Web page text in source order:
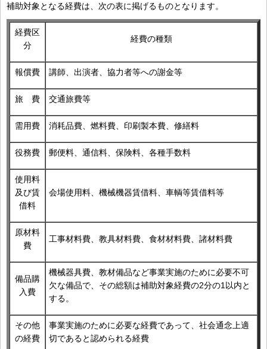
補助対象となる経費は、次の表に掲げるものとなります。
経費区
分
経費の種類
報償費 講師、出演者、協力者等への謝金等
旅 費 交通旅費等
需用費 消耗品費、燃料費、印刷製本費、修繕料
役務費 郵便料、通信料、保険料、各種手数料
使用料
及び賃
借料
会場使用料、機械機器賃借料、車輌等賃借料等
原材料
費
工事材料費、教具材料費、食材材料費、諸材料費
備品購
入費
機械器具費、教材備品など事業実施のために必要不可
欠な備品で、その総額は補助対象経費の2分の1以内と
する。
その他
の経費
事業実施のために必要な経費であって、社会通念上適
切であると認められる経費